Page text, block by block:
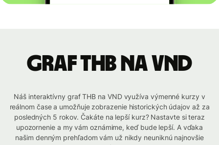
graf THB na VND
Náš interaktívny graf THB na VND využíva výmenné kurzy v
reálnom čase a umožňuje zobrazenie historických údajov až za
posledných 5 rokov. Čakáte na lepší kurz? Nastavte si teraz
upozornenie a my vám oznámime, keď bude lepší. A vďaka
našim denným prehľadom vám už nikdy neuniknú najnovšie